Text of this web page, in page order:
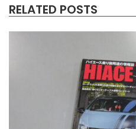
RELATED POSTS